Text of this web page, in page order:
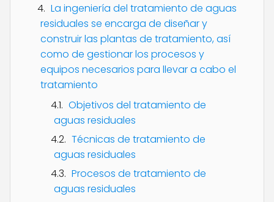
La ingeniería del tratamiento de aguas
residuales se encarga de diseñar y
construir las plantas de tratamiento, así
como de gestionar los procesos y
equipos necesarios para llevar a cabo el
tratamiento
Objetivos del tratamiento de
aguas residuales
Técnicas de tratamiento de
aguas residuales
Procesos de tratamiento de
aguas residuales